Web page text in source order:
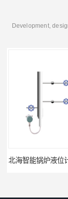
Development,